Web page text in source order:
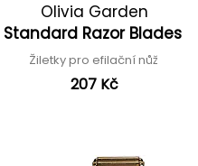
Olivia Garden
Standard Razor Blades
Žiletky pro efilační nůž
207 Kč